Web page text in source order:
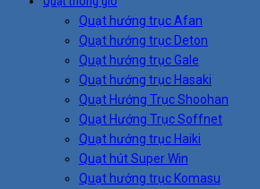
Quạt hướng trục Afan
Quạt hướng trục Deton
Quạt hướng trục Gale
Quạt hướng trục Hasaki
Quạt Hướng Trục Shoohan
Quạt Hướng Trục Soffnet
Quạt hướng trục Haiki
Quạt hút Super Win
Quạt hướng trục Komasu